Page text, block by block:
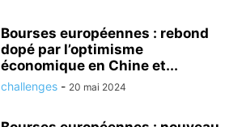
Bourses européennes : rebond
dopé par l’optimisme
économique en Chine et...
challenges - 20 mai 2024